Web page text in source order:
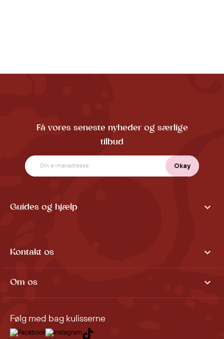
Få vores seneste nyheder og særlige
tilbud
Guides og hjælp 
Kontakt os 
Om os 
Følg med bag kulisserne